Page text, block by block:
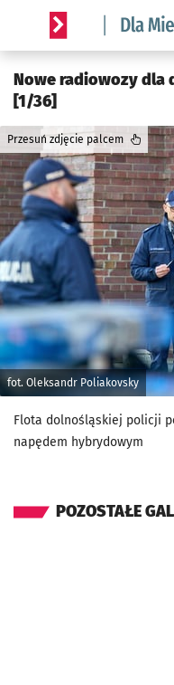
Serwis informacyjny
Nowe radiowozy dla
[1/36]
fot. Oleksandr Poliakovsky
Przesuń zdjęcie palcem
Flota dolnośląskiej policji
napędem hybrydowym
POZOSTAŁE